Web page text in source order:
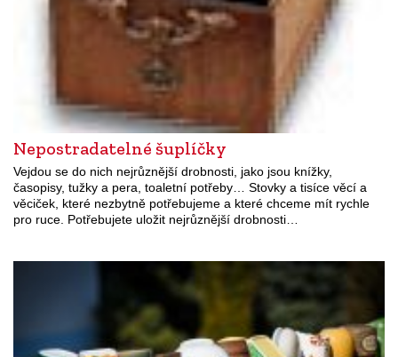
Nepostradatelné šuplíčky
Vejdou se do nich nejrůznější drobnosti, jako jsou knížky,
časopisy, tužky a pera, toaletní potřeby… Stovky a tisíce věcí a
věciček, které nezbytně potřebujeme a které chceme mít rychle
pro ruce. Potřebujete uložit nejrůznější drobnosti…